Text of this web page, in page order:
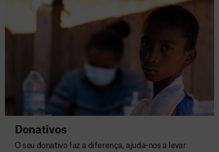
Donativos
O seu donativo faz a diferença, ajuda-nos a levar